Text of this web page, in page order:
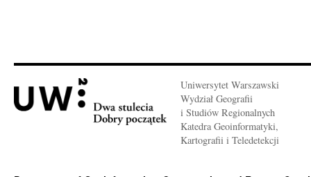
Uniwersytet Warszawski
Wydział Geografii
i Studiów Regionalnych
Katedra Geoinformatyki,
Kartografii i Teledetekcji